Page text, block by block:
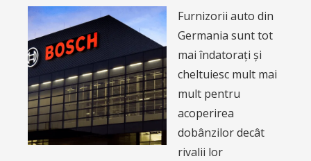
Furnizorii auto din
Germania sunt tot
mai îndatorați și
cheltuiesc mult mai
mult pentru
acoperirea
dobânzilor decât
rivalii lor